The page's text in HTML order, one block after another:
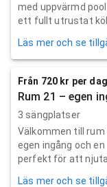
med uppvärmd
ett fullt utrustat kök,
Läs mer och se
Från 720 kr per dag
Rum 21 – egen
3 sängplatser
Välkommen till rum
egen ingång och
perfekt för att njuta
Läs mer och se